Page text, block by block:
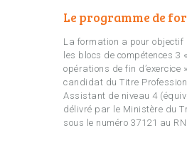
Le programme de
La formation a pour
les blocs de compétences 3
opérations de fin d’exercice
candidat du Titre
Assistant de niveau 4
délivré par le Ministère du
sous le numéro 37121 au